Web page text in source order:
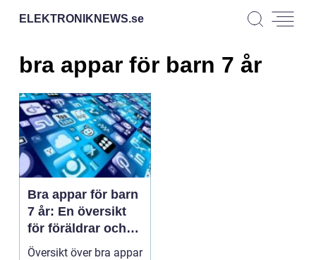
ELEKTRONIKNEWS.se
bra appar för barn 7 år
Bra appar för barn
7 år: En översikt
för föräldrar och
barn
Översikt över bra appar